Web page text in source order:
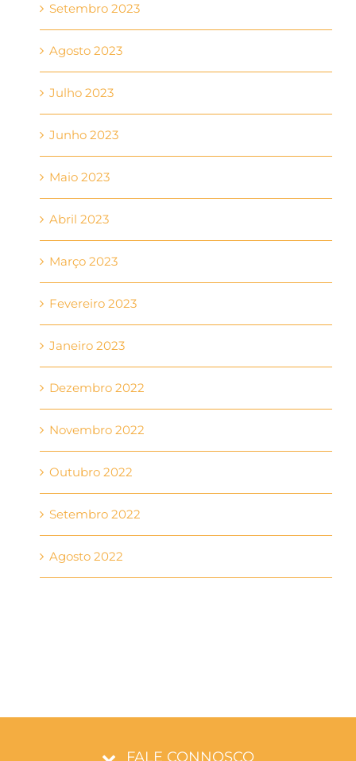
Setembro 2023
Agosto 2023
Julho 2023
Junho 2023
Maio 2023
Abril 2023
Março 2023
Fevereiro 2023
Janeiro 2023
Dezembro 2022
Novembro 2022
Outubro 2022
Setembro 2022
Agosto 2022
FALE CONNOSCO